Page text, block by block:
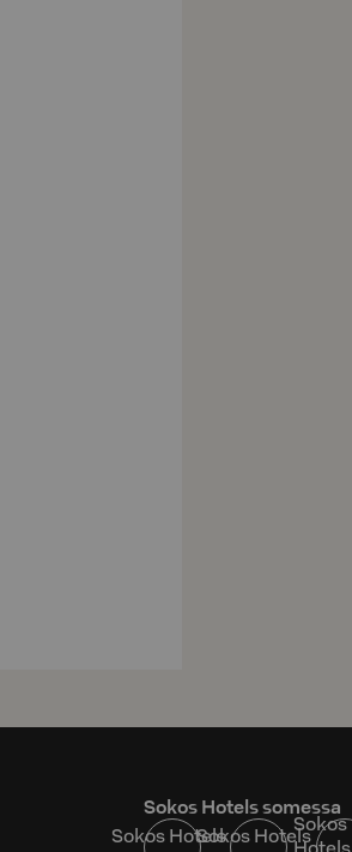
Sokos Hotels somessa
Sokos HotelsSokos HotelsSokos
Hotels